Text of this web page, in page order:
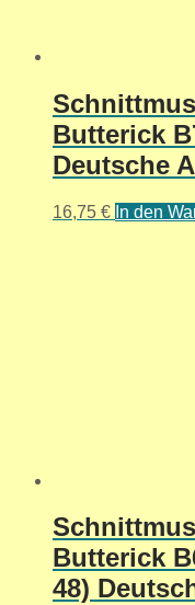
Butterick
Deutsche
16,75 € In den
Butterick
48)